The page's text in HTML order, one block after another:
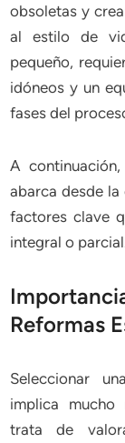
obsoletas y
al estilo de
pequeño,
idóneos y un
fases del
A
abarca desde
factores clave
integral o
Reformas
Seleccionar
implica mucho
trata de